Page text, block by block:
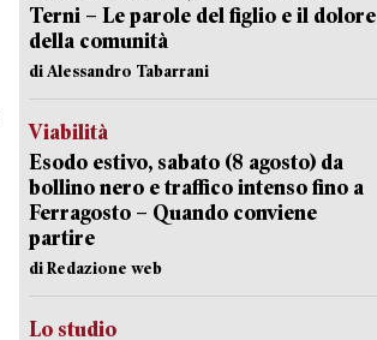
Terni – Le parole del figlio e il dolore
della comunità
di Alessandro Tabarrani
Viabilità
Esodo estivo, sabato (8 agosto) da
bollino nero e traffico intenso fino a
Ferragosto – Quando conviene
partire
di Redazione web
Lo studio